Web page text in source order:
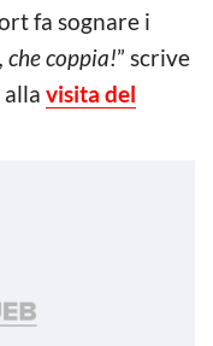
fa sognare i
che coppia!” scrive
visita del